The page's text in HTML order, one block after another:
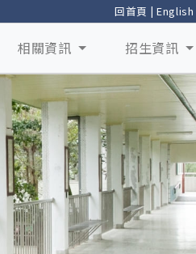
回首頁 | English
相關資訊 招生資訊